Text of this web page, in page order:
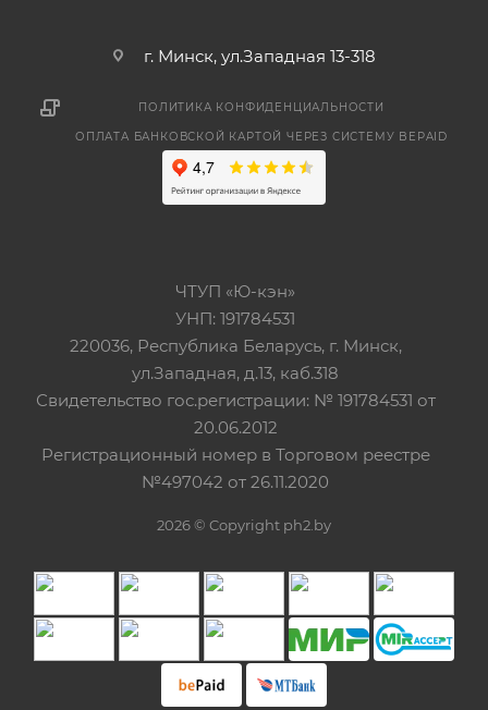
г. Минск, ул.Западная 13-318
ПОЛИТИКА КОНФИДЕНЦИАЛЬНОСТИ
ОПЛАТА БАНКОВСКОЙ КАРТОЙ ЧЕРЕЗ СИСТЕМУ BEPAID
ЧТУП «Ю-кэн»
УНП: 191784531
220036, Республика Беларусь, г. Минск,
ул.Западная, д.13, каб.318
Свидетельство гос.регистрации: № 191784531 от
20.06.2012
Регистрационный номер в Торговом реестре
№497042 от 26.11.2020
2026 © Copyright ph2.by